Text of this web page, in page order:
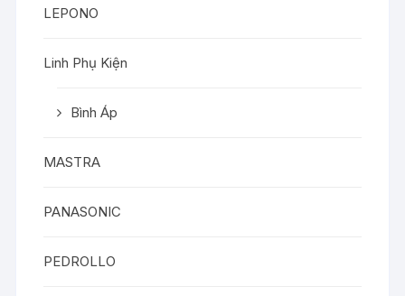
LEPONO
Linh Phụ Kiện
Bình Áp
MASTRA
PANASONIC
PEDROLLO